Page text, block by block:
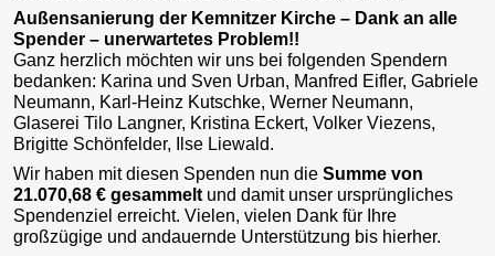
Außensanierung der Kemnitzer Kirche – Dank an alle
Spender – unerwartetes Problem!!
Ganz herzlich möchten wir uns bei folgenden Spendern
bedanken: Karina und Sven Urban, Manfred Eifler, Gabriele
Neumann, Karl-Heinz Kutschke, Werner Neumann,
Glaserei Tilo Langner, Kristina Eckert, Volker Viezens,
Brigitte Schönfelder, Ilse Liewald.
Wir haben mit diesen Spenden nun die Summe von
21.070,68 € gesammelt und damit unser ursprüngliches
Spendenziel erreicht. Vielen, vielen Dank für Ihre
großzügige und andauernde Unterstützung bis hierher.